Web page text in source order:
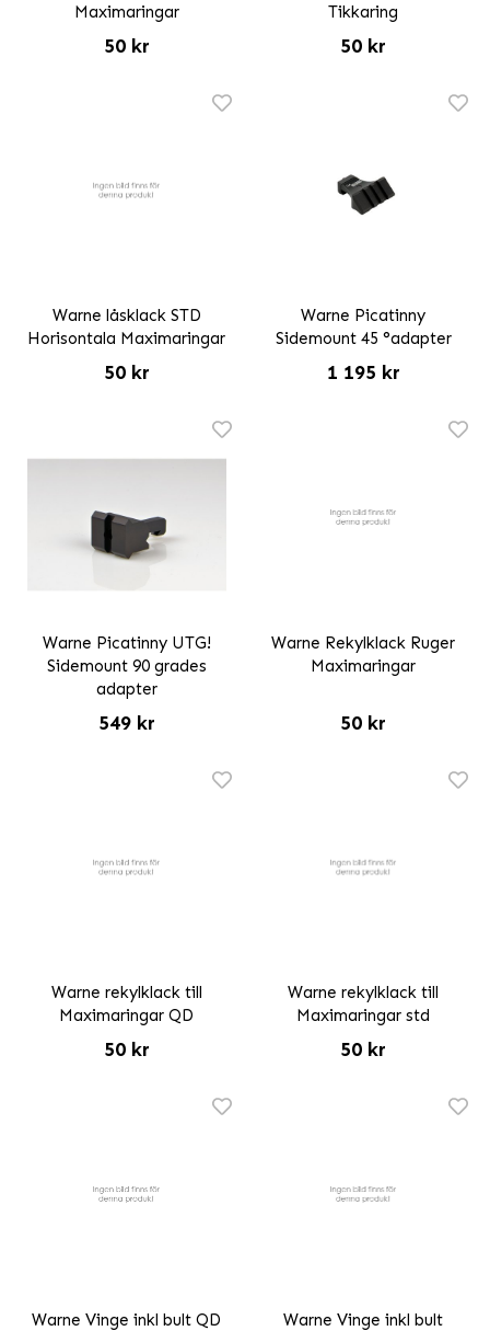
Maximaringar
50 kr
Tikkaring
50 kr
Warne låsklack STD
Horisontala Maximaringar
50 kr
Warne Picatinny
Sidemount 45 °adapter
1 195 kr
Warne Picatinny UTG!
Sidemount 90 grades
adapter
549 kr
Warne Rekylklack Ruger
Maximaringar
50 kr
Warne rekylklack till
Maximaringar QD
50 kr
Warne rekylklack till
Maximaringar std
50 kr
Warne Vinge inkl bult QD
Warne Vinge inkl bult